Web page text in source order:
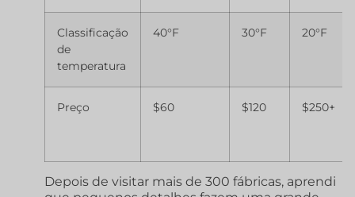
Classificação
de
temperatura
40°F 30°F 20°F
Preço $60 $120 $250+
Depois de visitar mais de 300 fábricas, aprendi